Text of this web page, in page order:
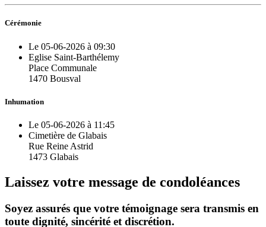
Cérémonie
Le 05-06-2026 à 09:30
Eglise Saint-Barthélemy
Place Communale
1470 Bousval
Inhumation
Le 05-06-2026 à 11:45
Cimetière de Glabais
Rue Reine Astrid
1473 Glabais
Laissez votre message de condoléances
Soyez assurés que votre témoignage sera transmis en
toute dignité, sincérité et discrétion.